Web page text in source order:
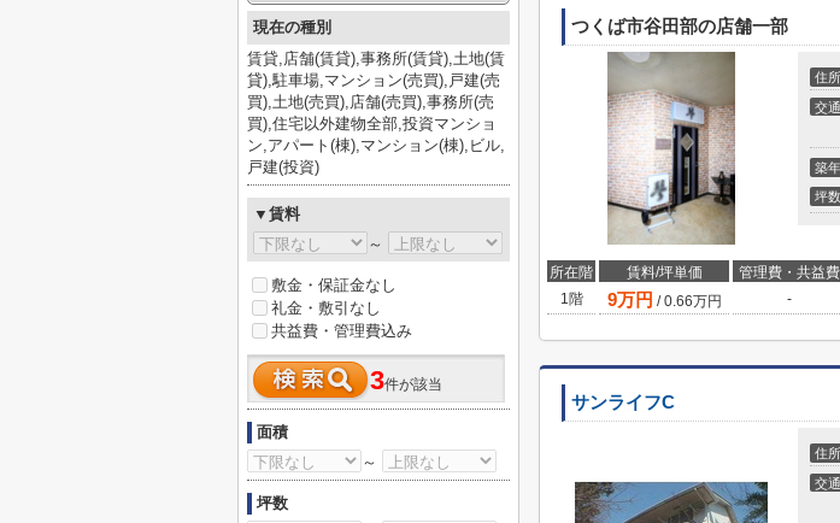
つくば市谷田部の店舗一部
住所
交通
築年
坪
所在階 賃料/坪単価 管理費・共益費
1階
9万円 /0.66万円 -
サンライフC
住所
交通
現在の種別
賃貸,店舗(賃貸),事務所(賃貸),土地(賃
貸),駐車場,マンション(売買),戸建(売
買),土地(売買),店舗(売買),事務所(売
買),住宅以外建物全部,投資マンショ
ン,アパート(棟),マンション(棟),ビル,
戸建(投資)
▼賃料
～
敷金・保証金なし
礼金・敷引なし
共益費・管理費込み
3件が該当
面積
～
坪数